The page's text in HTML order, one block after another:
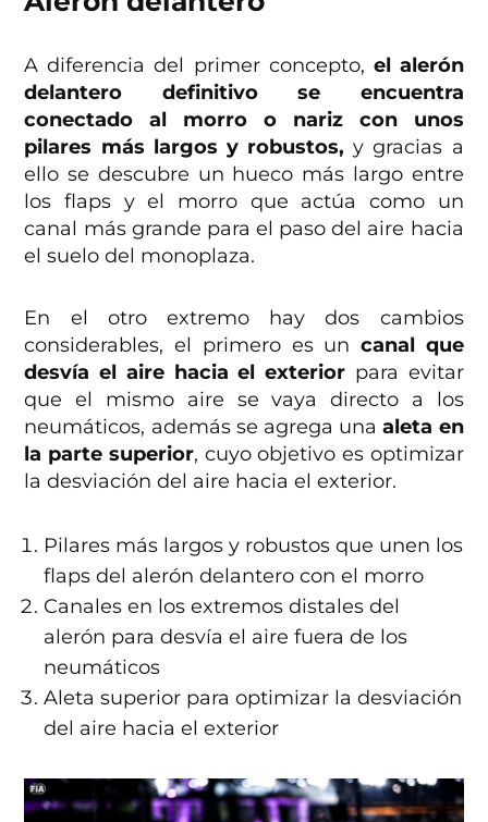
A diferencia del primer concepto, el alerón
delantero definitivo se encuentra
conectado al morro o nariz con unos
pilares más largos y robustos, y gracias a
ello se descubre un hueco más largo entre
los flaps y el morro que actúa como un
canal más grande para el paso del aire hacia
el suelo del monoplaza.
En el otro extremo hay dos cambios
considerables, el primero es un canal que
desvía el aire hacia el exterior para evitar
que el mismo aire se vaya directo a los
neumáticos, además se agrega unaaleta en
la parte superior, cuyo objetivo es optimizar
la desviación del aire hacia el exterior.
Pilares más largos y robustos que unen los
flaps del alerón delantero con el morro
Canales en los extremos distales del
alerón para desvía el aire fuera de los
neumáticos
Aleta superior para optimizar la desviación
del aire hacia el exterior